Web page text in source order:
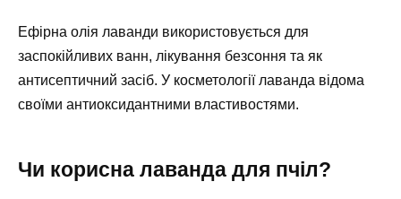
Ефірна олія лаванди використовується для
заспокійливих ванн, лікування безсоння та як
антисептичний засіб. У косметології лаванда відома
своїми антиоксидантними властивостями.
Чи корисна лаванда для пчіл?